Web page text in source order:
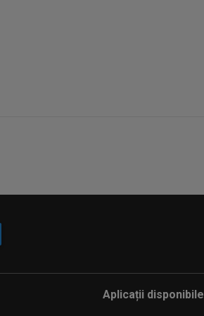
Aplicații disponibile